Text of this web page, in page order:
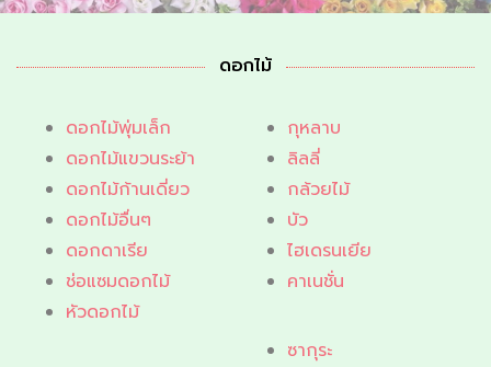
ดอกไม้
ดอกไม้พุ่มเล็ก
ดอกไม้แขวนระย้า
ดอกไม้ก้านเดี่ยว
ดอกไม้อื่นๆ
ดอกดาเรีย
ช่อแซมดอกไม้
หัวดอกไม้
กุหลาบ
ลิลลี่
กล้วยไม้
บัว
ไฮเดรนเยีย
คาเนชั่น
ซากุระ